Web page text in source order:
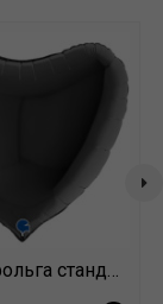
Сердце фольга стандарт черный